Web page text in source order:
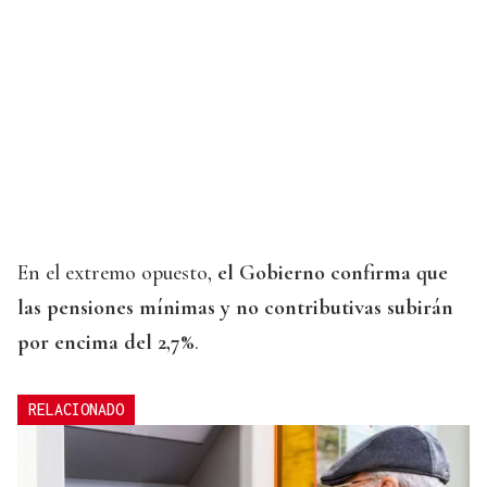
En el extremo opuesto, el Gobierno confirma que
las pensiones mínimas y no contributivas subirán
por encima del 2,7%.
RELACIONADO